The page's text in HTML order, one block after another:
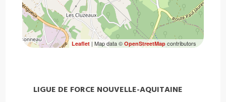
Leaflet| Map data © OpenStreetMapcontributors
LIGUE DE FORCE NOUVELLE-AQUITAINE